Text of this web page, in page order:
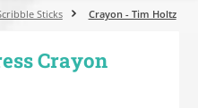
Sticks Crayon - Tim Holtz
Crayon